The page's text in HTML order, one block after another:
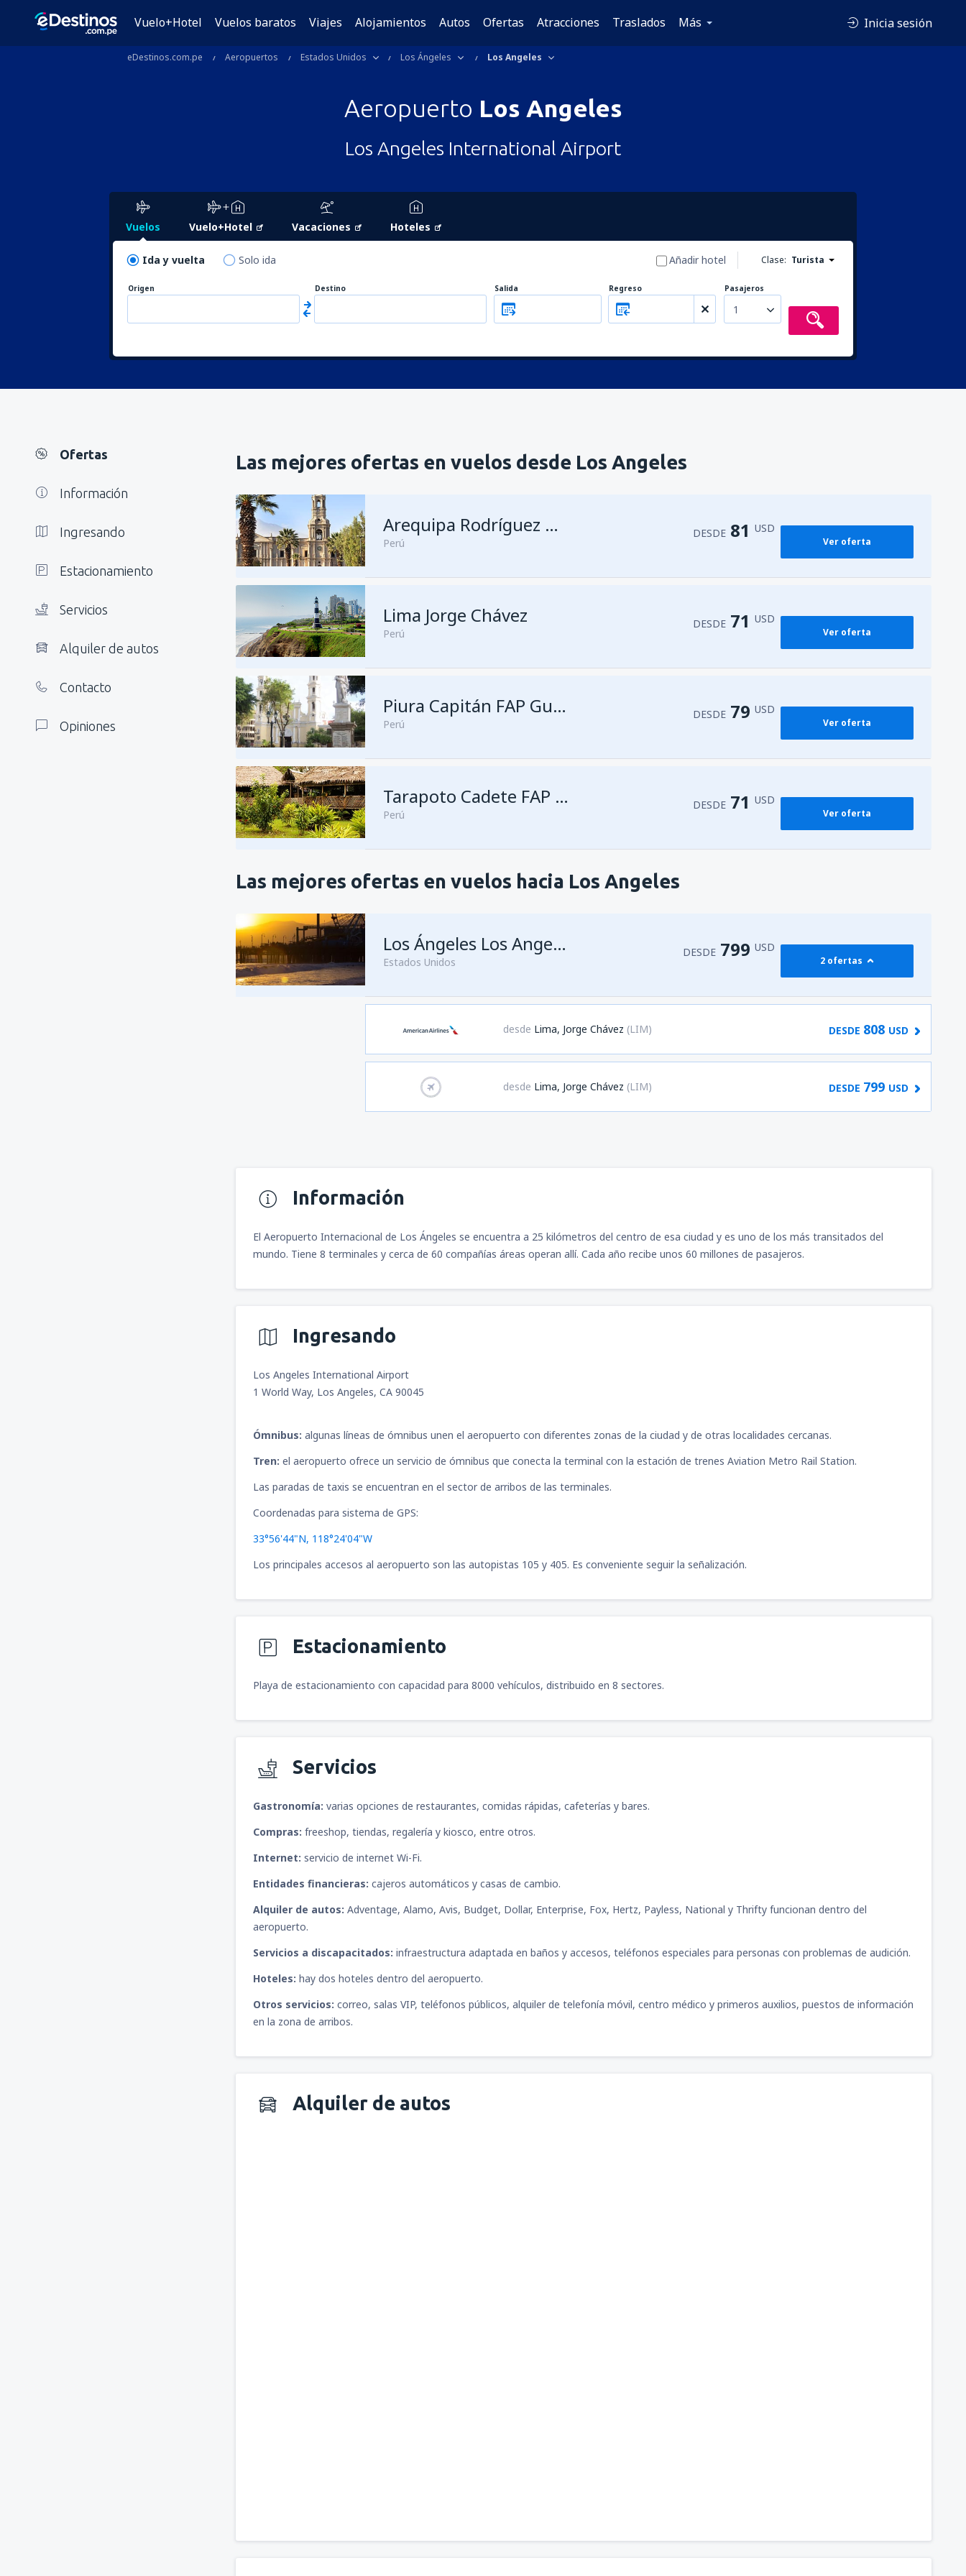
Vuelo+Hotel Vuelos baratos Viajes Alojamientos Autos Ofertas Atracciones Traslados Más Inicia sesión
eDestinos.com.pe Aeropuertos Estados Unidos Los Ángeles Los Angeles
Aeropuerto Los Angeles
Los Angeles International Airport
Vuelos Vuelo+Hotel Vacaciones Hoteles
Ida y vuelta Solo ida Clase: Turista
Añadir hotel
Origen Destino Salida Regreso Pasajeros
1
Ofertas
Información
Ingresando
Estacionamiento
Servicios
Alquiler de autos
Contacto
Opiniones
Las mejores ofertas en vuelos desde Los Angeles
Arequipa Rodríguez Ballón
Perú
DESDE 81 USD
Ver oferta
Lima Jorge Chávez
Perú
DESDE 71 USD
Ver oferta
Piura Capitán FAP Guillermo Concha Iberico
Perú
DESDE 79 USD
Ver oferta
Tarapoto Cadete FAP Guillermo del Castillo Paredes
Perú
DESDE 71 USD
Ver oferta
Las mejores ofertas en vuelos hacia Los Angeles
Los Ángeles Los Angeles
Estados Unidos
DESDE 799 USD
2 ofertas
desde Lima, Jorge Chávez (LIM) DESDE 808 USD
desde Lima, Jorge Chávez (LIM) DESDE 799 USD
Información
El Aeropuerto Internacional de Los Ángeles se encuentra a 25 kilómetros del centro de esa ciudad y es uno de los más transitados del
mundo. Tiene 8 terminales y cerca de 60 compañías áreas operan allí. Cada año recibe unos 60 millones de pasajeros.
Ingresando
Los Angeles International Airport
1 World Way, Los Angeles, CA 90045
Ómnibus: algunas líneas de ómnibus unen el aeropuerto con diferentes zonas de la ciudad y de otras localidades cercanas.
Tren: el aeropuerto ofrece un servicio de ómnibus que conecta la terminal con la estación de trenes Aviation Metro Rail Station.
Las paradas de taxis se encuentran en el sector de arribos de las terminales.
Coordenadas para sistema de GPS:
33°56'44"N, 118°24'04"W
Los principales accesos al aeropuerto son las autopistas 105 y 405. Es conveniente seguir la señalización.
Estacionamiento
Playa de estacionamiento con capacidad para 8000 vehículos, distribuido en 8 sectores.
Servicios
Gastronomía: varias opciones de restaurantes, comidas rápidas, cafeterías y bares.
Compras: freeshop, tiendas, regalería y kiosco, entre otros.
Internet: servicio de internet Wi-Fi.
Entidades financieras: cajeros automáticos y casas de cambio.
Alquiler de autos: Adventage, Alamo, Avis, Budget, Dollar, Enterprise, Fox, Hertz, Payless, National y Thrifty funcionan dentro del
aeropuerto.
Servicios a discapacitados: infraestructura adaptada en baños y accesos, teléfonos especiales para personas con problemas de audición.
Hoteles: hay dos hoteles dentro del aeropuerto.
Otros servicios: correo, salas VIP, teléfonos públicos, alquiler de telefonía móvil, centro médico y primeros auxilios, puestos de información
en la zona de arribos.
Alquiler de autos